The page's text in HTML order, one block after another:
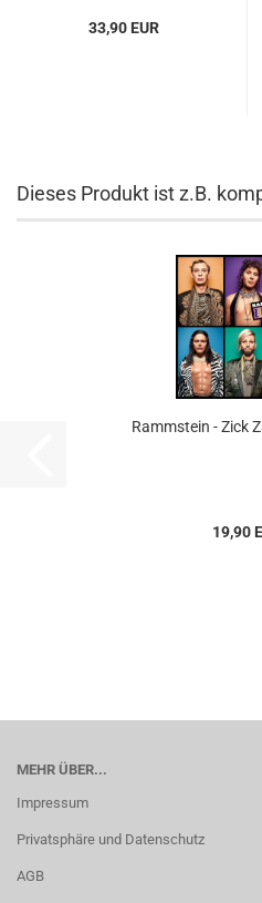
33,90 EUR
Dieses Produkt ist z.B.
Rammstein - Zick
19,90
MEHR ÜBER...
Impressum
Privatsphäre und Datenschutz
AGB